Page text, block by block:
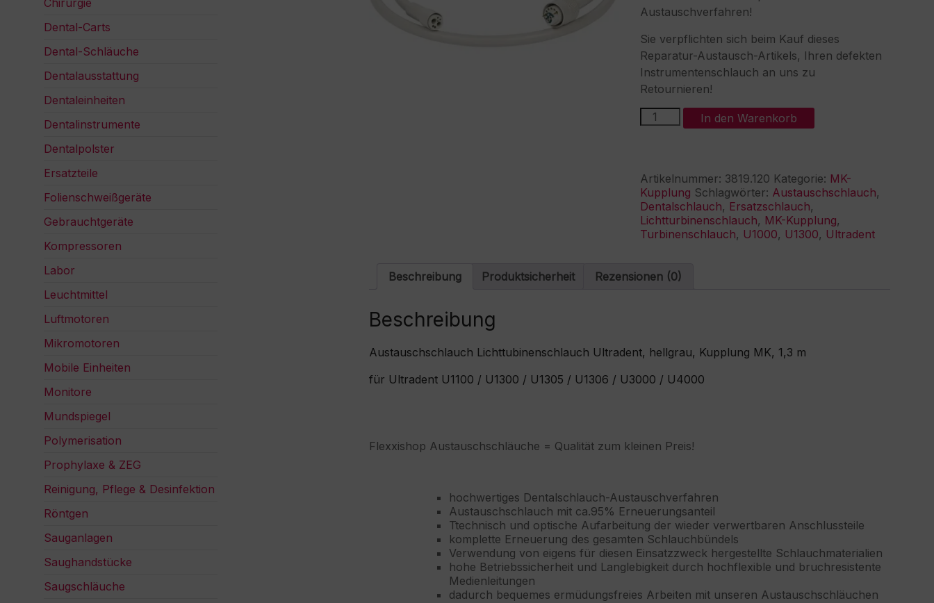
Austauschverfahren!
Sie verpflichten sich beim Kauf dieses
Reparatur-Austausch-Artikels, Ihren defekten
Instrumentenschlauch an uns zu
Retournieren!
Lichttubinenschlauch
Ultradent,
In den Warenkorb
n
a
i
v
Artikelnummer: 3819.120 Kategorie: MK-
Kupplung Schlagwörter: Austauschschlauch,
Dentalschlauch, Ersatzschlauch,
Lichtturbinenschlauch, MK-Kupplung,
Turbinenschlauch, U1000, U1300, Ultradent
Beschreibung Produktsicherheit Rezensionen (0)
Beschreibung
Austauschschlauch Lichttubinenschlauch Ultradent, hellgrau, Kupplung MK, 1,3 m
für Ultradent U1100 / U1300 / U1305 / U1306 / U3000 / U4000
Flexxishop Austauschschläuche = Qualität zum kleinen Preis!
hochwertiges Dentalschlauch-Austauschverfahren
Austauschschlauch mit ca.95% Erneuerungsanteil
Ttechnisch und optische Aufarbeitung der wieder verwertbaren Anschlussteile
komplette Erneuerung des gesamten Schlauchbündels
Verwendung von eigens für diesen Einsatzzweck hergestellte Schlauchmaterialien
hohe Betriebssicherheit und Langlebigkeit durch hochflexible und bruchresistente
Medienleitungen
dadurch bequemes ermüdungsfreies Arbeiten mit unseren Austauschschläuchen
Chirurgie
Dental-Carts
Dental-Schläuche
Dentalausstattung
Dentaleinheiten
Dentalinstrumente
Dentalpolster
Ersatzteile
Folienschweißgeräte
Gebrauchtgeräte
Kompressoren
Labor
Leuchtmittel
Luftmotoren
Mikromotoren
Mobile Einheiten
Monitore
Mundspiegel
Polymerisation
Prophylaxe & ZEG
Reinigung, Pflege & Desinfektion
Röntgen
Sauganlagen
Saughandstücke
Saugschläuche